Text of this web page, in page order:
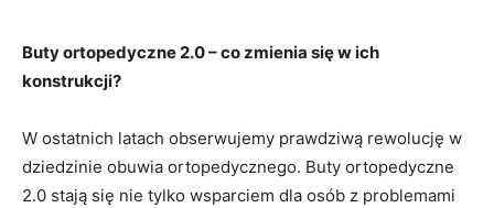
Buty ortopedyczne 2.0 – co zmienia się w ich
konstrukcji?
W ostatnich latach obserwujemy prawdziwą rewolucję w
dziedzinie obuwia ortopedycznego. Buty ortopedyczne
2.0 stają się nie tylko wsparciem dla osób z problemami